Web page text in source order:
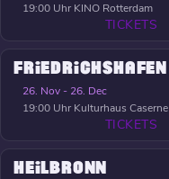
19:00 Uhr KINO Rotterdam
TICKETS
FRIEDRICHSHAFEN
26. Nov - 26. Dec
19:00 Uhr Kulturhaus Caserne
TICKETS
HEILBRONN